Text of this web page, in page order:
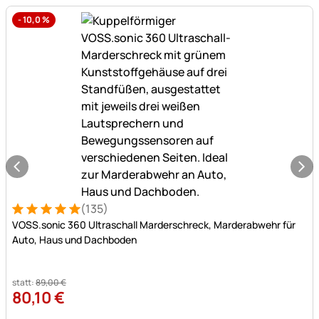
bis
zu
-10,0%
Bewertung: 5 von 5 (135 Bewertungen)
135 Bewertungen
(135)
VOSS.sonic 360 Ultraschall Marderschreck, Marderabwehr für
Auto, Haus und Dachboden
statt:89,00€
80,10€